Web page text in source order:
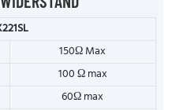
150Ω Max
100 Ω max
60Ω max